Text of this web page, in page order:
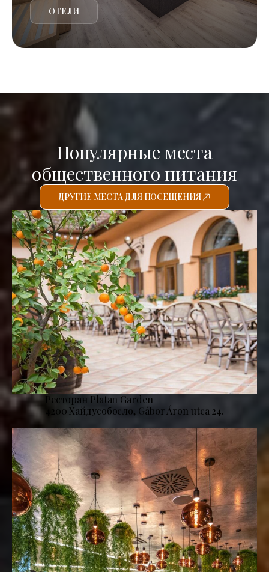
ОТЕЛИ
Популярные места
общественного питания
ДРУГИЕ МЕСТА ДЛЯ ПОСЕЩЕНИЯ
Ресторан Platan Garden
4200 Хайдусобосло, Gábor Áron utca 24.